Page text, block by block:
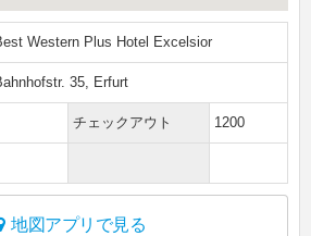
Western Plus Hotel Excelsior
35, Erfurt
チェックアウト 1200
地図アプリで見る